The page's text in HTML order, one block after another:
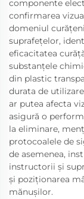
componente
confirmarea
domeniul
suprafețelor,
eficacitatea
substanțele
din plastic
durata de
ar putea afecta
asigură o
la eliminare,
protocoalele de
de asemenea,
instructorii și
și poziționarea
mănușilor.